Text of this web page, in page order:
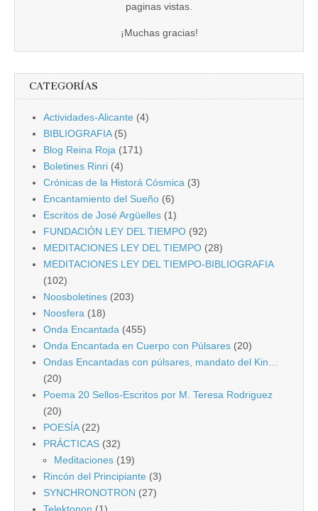
paginas vistas.
¡Muchas gracias!
CATEGORÍAS
Actividades-Alicante (4)
BIBLIOGRAFIA(5)
Blog Reina Roja (171)
Boletines Rinri (4)
Crónicas de la Historá Cósmica (3)
Encantamiento del Sueño (6)
Escritos de José Argüelles (1)
FUNDACIÓN LEY DEL TIEMPO (92)
MEDITACIONES LEY DEL TIEMPO (28)
MEDITACIONES LEY DEL TIEMPO-BIBLIOGRAFIA
(102)
Noosboletines (203)
Noosfera (18)
Onda Encantada (455)
Onda Encantada en Cuerpo con Púlsares (20)
Ondas Encantadas con púlsares, mandato del Kin…
(20)
Poema 20 Sellos-Escritos por M. Teresa Rodriguez
(20)
POESÍA(22)
PRÁCTICAS (32)
Meditaciones (19)
Rincón del Principiante (3)
SYNCHRONOTRON (27)